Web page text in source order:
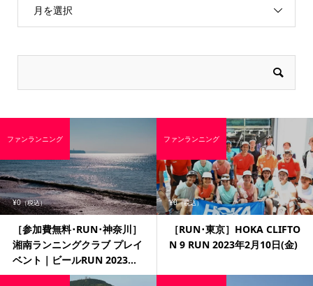
月を選択
¥0（税込）
［参加費無料･RUN･神奈川］
湘南ランニングクラブ プレイ
ベント｜ビールRUN 2023...
ファンランニング
¥0（税込）
［RUN･東京］HOKA CLIFTO
N 9 RUN 2023年2月10日(金)
ファンランニング